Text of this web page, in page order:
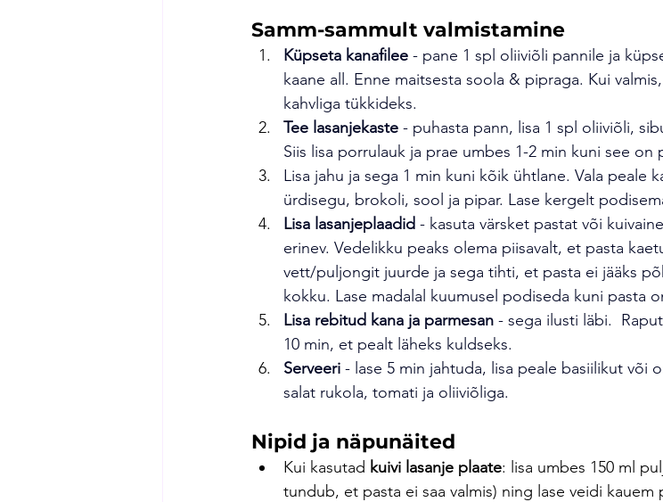
Samm-sammult valmistamine
Küpseta kanafilee - pane 1 spl oliiviõli pannile ja
kaane all. Enne maitsesta soola & pipraga. Kui
kahvliga tükkideks.
Tee lasanjekaste - puhasta pann, lisa 1 spl oliiviõli,
Siis lisa porrulauk ja prae umbes 1-2 min kuni see on
Lisa jahu ja sega 1 min kuni kõik ühtlane. Vala peale
ürdisegu, brokoli, sool ja pipar. Lase kergelt
Lisa lasanjeplaadid - kasuta värsket pastat või
erinev. Vedelikku peaks olema piisavalt, et pasta
vett/puljongit juurde ja sega tihti, et pasta ei jääks
kokku. Lase madalal kuumusel podiseda kuni pasta
Lisa rebitud kana ja parmesan - sega ilusti läbi.
10 min, et pealt läheks kuldseks.
Serveeri - lase 5 min jahtuda, lisa peale basiilikut või
salat rukola, tomati ja oliiviõliga.
Nipid ja näpunäited
Kui kasutad kuivi lasanje plaate: lisa umbes 150 ml
tundub, et pasta ei saa valmis) ning lase veidi